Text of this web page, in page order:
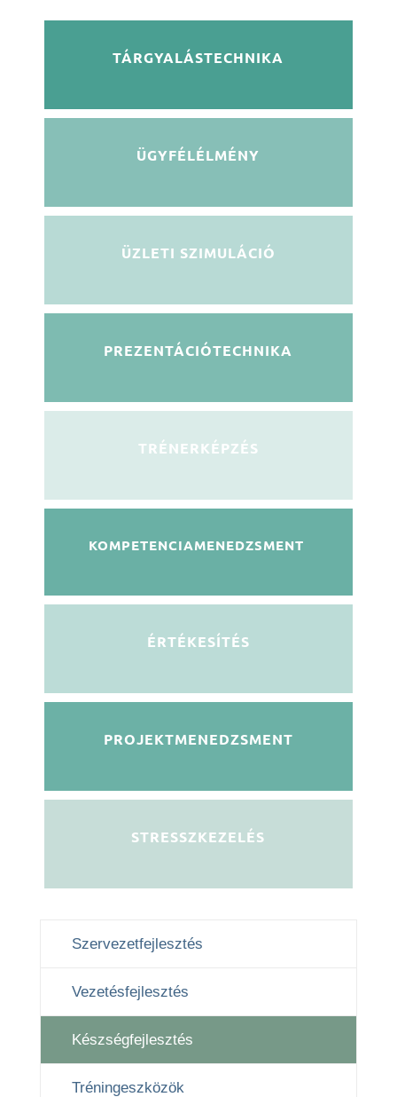
TÁRGYALÁSTECHNIKA
ÜGYFÉLÉLMÉNY
ÜZLETI SZIMULÁCIÓ
PREZENTÁCIÓTECHNIKA
TRÉNERKÉPZÉS
KOMPETENCIAMENEDZSMENT
ÉRTÉKESÍTÉS
PROJEKTMENEDZSMENT
STRESSZKEZELÉS
Szervezetfejlesztés
Vezetésfejlesztés
Készségfejlesztés
Tréningeszközök